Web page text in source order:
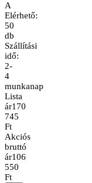
A
Elérhető:
50
db
Szállítási
idő:
2-
4
munkanap
Lista
ár170
745
Ft
Akciós
bruttó
ár106
550
Ft